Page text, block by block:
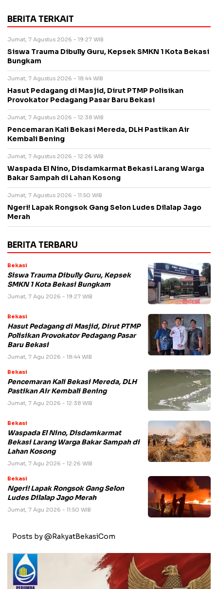
BERITA TERKAIT
Jumat, 7 Agustus 2026 - 19:27 WIB
Siswa Trauma Dibully Guru, Kepsek SMKN 1 Kota Bekasi
Bungkam
Jumat, 7 Agustus 2026 - 18:44 WIB
Hasut Pedagang di Masjid, Dirut PTMP Polisikan
Provokator Pedagang Pasar Baru Bekasi
Jumat, 7 Agustus 2026 - 12:38 WIB
Pencemaran Kali Bekasi Mereda, DLH Pastikan Air
Kembali Bening
Jumat, 7 Agustus 2026 - 12:26 WIB
Waspada El Nino, Disdamkarmat Bekasi Larang Warga
Bakar Sampah di Lahan Kosong
Jumat, 7 Agustus 2026 - 11:50 WIB
Ngeri! Lapak Rongsok Gang Selon Ludes Dilalap Jago
Merah
BERITA TERBARU
Bekasi
Siswa Trauma Dibully Guru, Kepsek
SMKN 1 Kota Bekasi Bungkam
Jumat, 7 Agu 2026 - 19:27 WIB
Bekasi
Hasut Pedagang di Masjid, Dirut PTMP
Polisikan Provokator Pedagang Pasar
Baru Bekasi
Jumat, 7 Agu 2026 - 18:44 WIB
Bekasi
Pencemaran Kali Bekasi Mereda, DLH
Pastikan Air Kembali Bening
Jumat, 7 Agu 2026 - 12:38 WIB
Bekasi
Waspada El Nino, Disdamkarmat
Bekasi Larang Warga Bakar Sampah di
Lahan Kosong
Jumat, 7 Agu 2026 - 12:26 WIB
Bekasi
Ngeri! Lapak Rongsok Gang Selon
Ludes Dilalap Jago Merah
Jumat, 7 Agu 2026 - 11:50 WIB
Posts by @RakyatBekasiCom